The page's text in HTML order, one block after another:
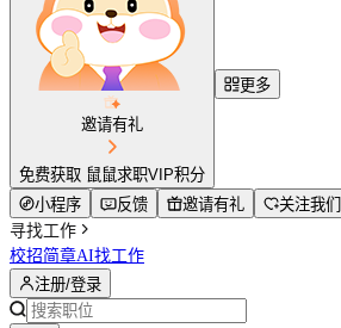
邀请有礼
免费获取 鼠鼠求职VIP积分
更多
小程序 反馈 邀请有礼
关注我们
寻找工作
校招简章AI找工作
注册/登录